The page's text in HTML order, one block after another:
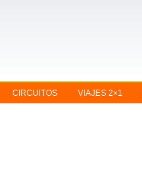
CIRCUITOS VIAJES 2×1